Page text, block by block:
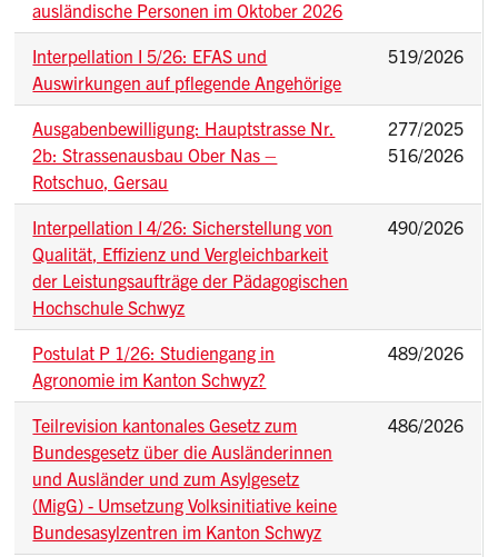
ausländische Personen im Oktober 2026
Interpellation I 5/26: EFAS und
Auswirkungen auf pflegende Angehörige
519/2026
Ausgabenbewilligung: Hauptstrasse Nr.
2b: Strassenausbau Ober Nas –
Rotschuo, Gersau
277/2025
516/2026
Interpellation I 4/26: Sicherstellung von
Qualität, Effizienz und Vergleichbarkeit
der Leistungsaufträge der Pädagogischen
Hochschule Schwyz
490/2026
Postulat P 1/26: Studiengang in
Agronomie im Kanton Schwyz?
489/2026
Teilrevision kantonales Gesetz zum
Bundesgesetz über die Ausländerinnen
und Ausländer und zum Asylgesetz
(MigG) - Umsetzung Volksinitiative keine
Bundesasylzentren im Kanton Schwyz
486/2026